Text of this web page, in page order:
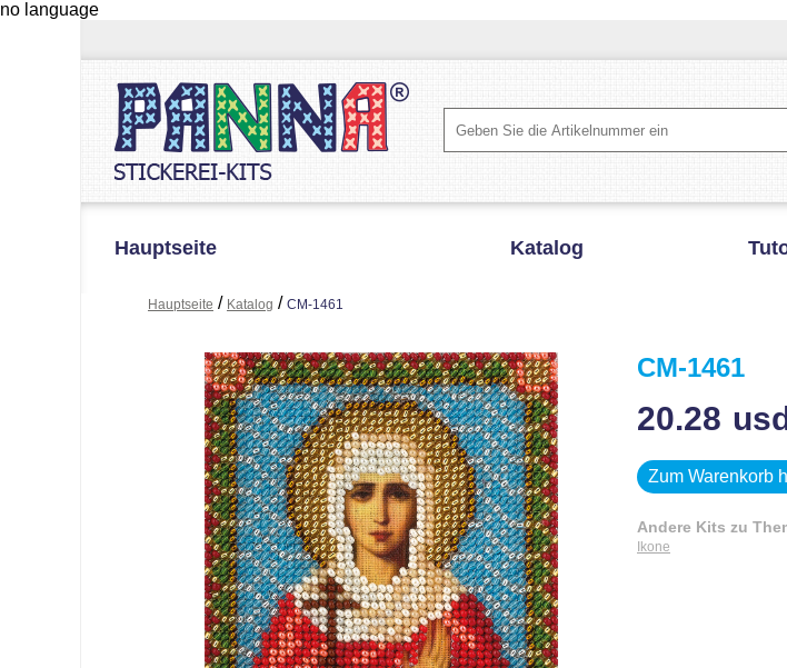
no language
Hauptseite Katalog
Hauptseite / Katalog / CM-1461
CM-1461
20.28
Zum Warenkorb
Andere Kits zu
Ikone